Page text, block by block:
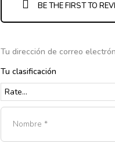
BE THE FIRST TO
Tu dirección de correo
Tu clasificación